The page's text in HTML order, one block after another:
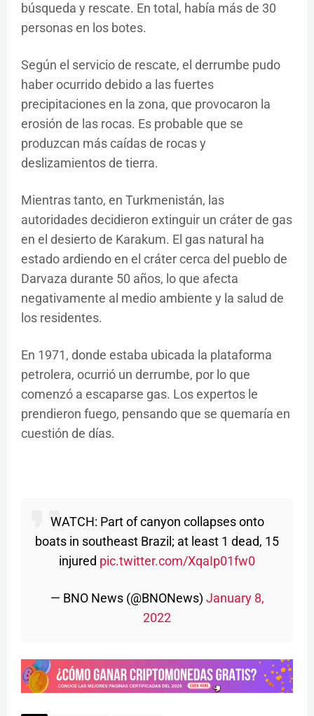
búsqueda y rescate. En total, había más de 30
personas en los botes.
Según el servicio de rescate, el derrumbe pudo
haber ocurrido debido a las fuertes
precipitaciones en la zona, que provocaron la
erosión de las rocas. Es probable que se
produzcan más caídas de rocas y
deslizamientos de tierra.
Mientras tanto, en Turkmenistán, las
autoridades decidieron extinguir un cráter de gas
en el desierto de Karakum. El gas natural ha
estado ardiendo en el cráter cerca del pueblo de
Darvaza durante 50 años, lo que afecta
negativamente al medio ambiente y la salud de
los residentes.
En 1971, donde estaba ubicada la plataforma
petrolera, ocurrió un derrumbe, por lo que
comenzó a escaparse gas. Los expertos le
prendieron fuego, pensando que se quemaría en
cuestión de días.
WATCH: Part of canyon collapses onto
boats in southeast Brazil; at least 1 dead, 15
injured pic.twitter.com/XqaIp01fw0
— BNO News (@BNONews) January 8,
2022